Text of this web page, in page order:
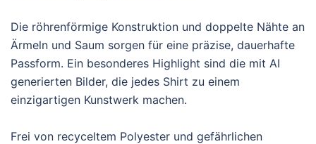
Die röhrenförmige Konstruktion und doppelte Nähte an
Ärmeln und Saum sorgen für eine präzise, dauerhafte
Passform. Ein besonderes Highlight sind die mit AI
generierten Bilder, die jedes Shirt zu einem
einzigartigen Kunstwerk machen.
Frei von recyceltem Polyester und gefährlichen